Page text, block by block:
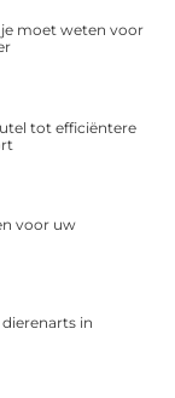
je moet weten voor
tot efficiëntere
voor uw
in